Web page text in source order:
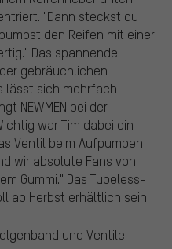
"Dann steckst du
den Reifen mit einer
Das spannende
gebräuchlichen
lässt sich mehrfach
NEWMEN bei der
war Tim dabei ein
Ventil beim Aufpumpen
wir absolute Fans von
Gummi." Das Tubeless-
ab Herbst erhältlich sein.
und Ventile